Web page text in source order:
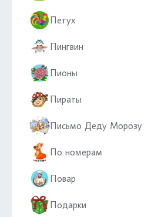
Петух
Пингвин
Пионы
Пираты
Письмо Деду Морозу
По номерам
Повар
Подарки